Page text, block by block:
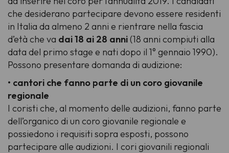
che desiderano partecipare devono essere residenti
in Italia da almeno 2 anni e rientrare nella fascia
d’età che va dai 18 ai 28 anni(18 anni compiuti alla
data del primo stage e nati dopo il 1° gennaio 1990).
Possono presentare domanda di audizione:
• cantori che fanno parte di un coro giovanile
regionale
I coristi che, al momento delle audizioni, fanno parte
dell’organico di un coro giovanile regionale e
possiedono i requisiti sopra esposti, possono
partecipare alle audizioni. I cori giovanili regionali